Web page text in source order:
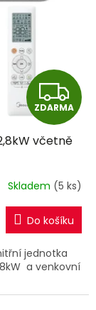
Z
D
A
R
M
A
ZDARMA
včetně
Skladem (5 ks)
Do košíku
jednotka
a venkovní